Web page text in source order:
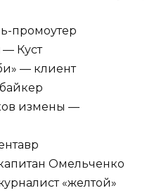
промоутер
Куст
— клиент
измены —
Омельченко
«желтой»